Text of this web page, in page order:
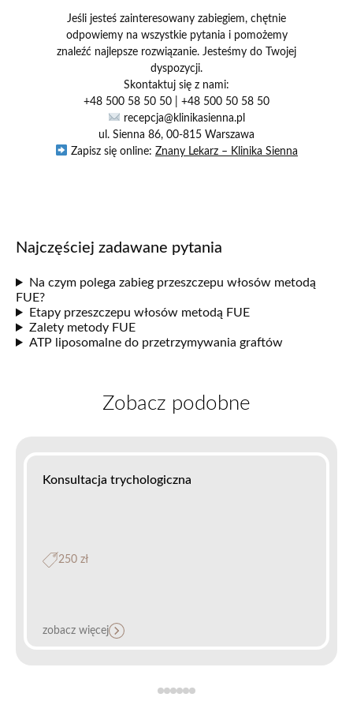
Jeśli jesteś zainteresowany zabiegiem, chętnie
odpowiemy na wszystkie pytania i pomożemy
znaleźć najlepsze rozwiązanie. Jesteśmy do Twojej
dyspozycji.
Skontaktuj się z nami:
+48 500 58 50 50 | +48 500 50 58 50
recepcja@klinikasienna.pl
ul. Sienna 86, 00-815 Warszawa
Zapisz się online: Znany Lekarz – Klinika Sienna
Najczęściej zadawane pytania
Na czym polega zabieg przeszczepu włosów metodą
FUE?
Etapy przeszczepu włosów metodą FUE
Zalety metody FUE
ATP liposomalne do przetrzymywania graftów
Zobacz podobne
Konsultacja trychologiczna
250 zł
zobacz więcej